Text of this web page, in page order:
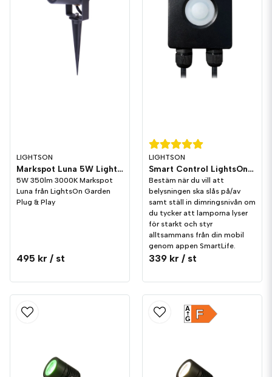
LIGHTSON
Markspot Luna 5W LightsOn Garden Plug & Play
5W 350lm 3000K Markspot
Luna från LightsOn Garden
Plug & Play
495 kr / st
LIGHTSON
Smart Control LightsOn Garden Plug & Play
Bestäm när du vill att
belysningen ska slås på/av
samt ställ in dimringsnivån om
du tycker att lamporna lyser
för starkt och styr
alltsammans från din mobil
genom appen SmartLife.
339 kr / st
F
A
G